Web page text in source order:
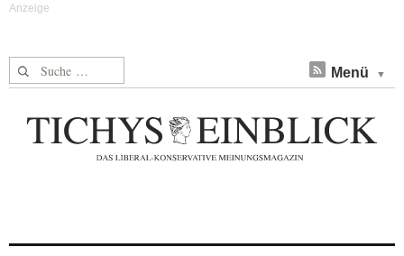
Suche nach: Menü